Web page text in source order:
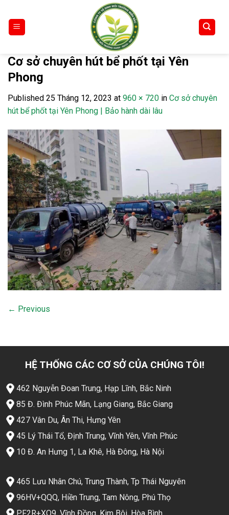
content
Cơ sở chuyên hút bể phốt tại Yên
Phong
Published 25 Tháng 12, 2023 at 960 × 720 in Cơ sở chuyên
hút bể phốt tại Yên Phong | Bảo hành dài lâu
← Previous
HỆ THỐNG CÁC CƠ SỞ CỦA CHÚNG TÔI!
462 Nguyễn Đoan Trung, Hạp Lĩnh, Bắc Ninh
85 Đ. Đình Phúc Mãn, Lạng Giang, Bắc Giang
427 Vân Du, Ân Thi, Hưng Yên
45 Lý Thái Tổ, Định Trung, Vĩnh Yên, Vĩnh Phúc
10 Đ. An Hưng 1, La Khê, Hà Đông, Hà Nội
465 Lưu Nhân Chú, Trung Thành, Tp Thái Nguyên
96HV+QQQ, Hiền Trung, Tam Nông, Phú Thọ